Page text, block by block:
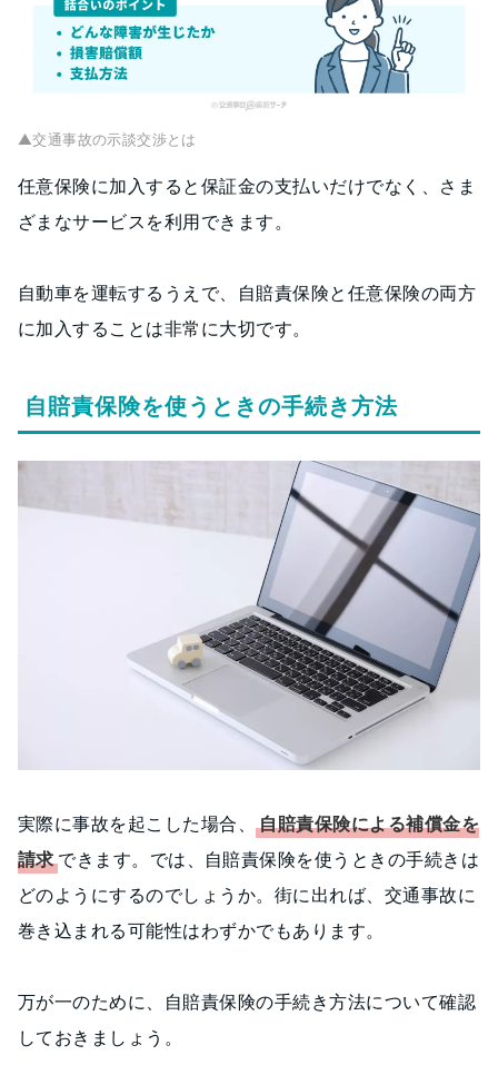
▲交通事故の示談交渉とは
任意保険に加入すると保証金の支払いだけでなく、さま
ざまなサービスを利用できます。
自動車を運転するうえで、自賠責保険と任意保険の両方
に加入することは非常に大切です。
自賠責保険を使うときの手続き方法
実際に事故を起こした場合、自賠責保険による補償金を
請求 できます。では、自賠責保険を使うときの手続きは
どのようにするのでしょうか。街に出れば、交通事故に
巻き込まれる可能性はわずかでもあります。
万が一のために、自賠責保険の手続き方法について確認
しておきましょう。